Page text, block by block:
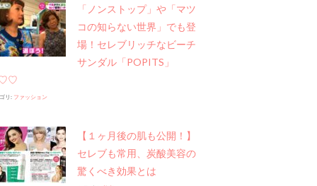
「ノンストップ」や​「マツ
コの知らない世界」でも登
場！セレブリッチなビーチ
サンダル「POPITS」
リ: ファッション
【１ヶ月後の肌も公開！】
セレブも常用、炭酸美容の
驚くべき効果とは